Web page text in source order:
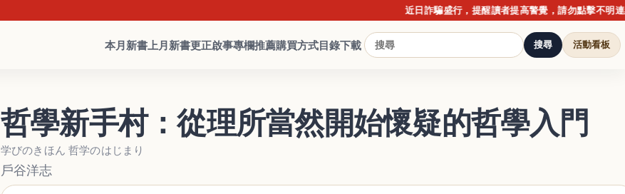
近日詐騙盛行，提醒讀者提高警覺，請勿點擊不明連結或
本月新書 上月新書更正啟事專欄推薦購買方式目錄下載 搜尋 活動看板
哲學新手村：從理所當然開始懷疑的哲學入門
学びのきほん 哲学のはじまり
戶谷洋志